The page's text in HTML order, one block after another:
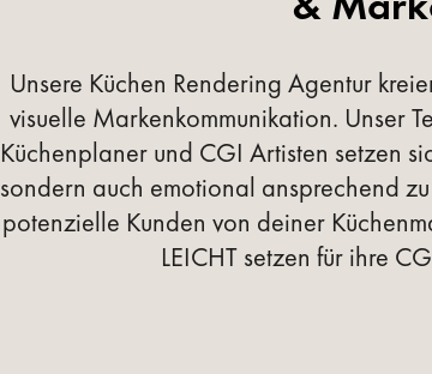
Unsere Küchen Rendering Agentur
visuelle Markenkommunikation. Unser
Küchenplaner und CGI Artisten setzen
sondern auch emotional ansprechend
potenzielle Kunden von deiner
LEICHT setzen für ihre